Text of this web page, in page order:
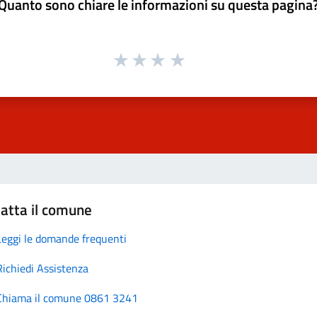
sono chiare le informazioni su questa
il comune
le domande frequenti
Assistenza
il comune 0861 3241